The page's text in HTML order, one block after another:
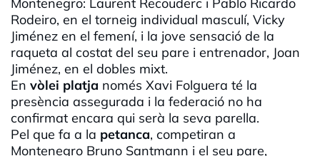
Montenegro: Laurent Recouderc i Pablo Ricardo
Rodeiro, en el torneig individual masculí, Vicky
Jiménez en el femení, i la jove sensació de la
raqueta al costat del seu pare i entrenador, Joan
Jiménez, en el dobles mixt.
En vòlei platja només Xavi Folguera té la
presència assegurada i la federació no ha
confirmat encara qui serà la seva parella.
Pel que fa a la petanca, competiran a
Montenegro Bruno Santmann i el seu pare,